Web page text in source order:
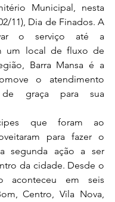
Municipal, nesta
11), Dia de Finados. A
o serviço até a
um local de fluxo de
Barra Mansa é a
o atendimento
graça para sua
que foram ao
para fazer o
segunda ação a ser
da cidade. Desde o
aconteceu em seis
Centro, Vila Nova,